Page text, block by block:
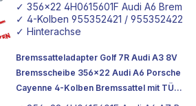
✓ 356x22 4H0615601F Audi A6
✓ 4-Kolben 955352421 / 955352422
✓ Hinterachse
Bremssatteladapter Golf 7R Audi A3 8V
Bremsscheibe 356x22 Audi A6 Porsche
Cayenne 4-Kolben Bremssattel mit TÜV
Teilegutachten